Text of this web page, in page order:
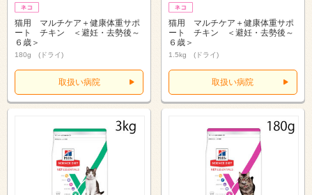
猫用 マルチケア＋健康体重サポ
ート チキン ＜避妊・去勢後～
６歳＞
180g (ドライ)
取扱い病院
猫用 マルチケア＋健康体重サポ
ート チキン ＜避妊・去勢後～
６歳＞
1.5kg (ドライ)
取扱い病院